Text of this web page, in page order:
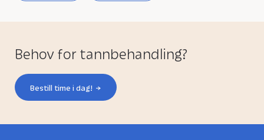
Behov for tannbehandling?
Bestill time i dag!